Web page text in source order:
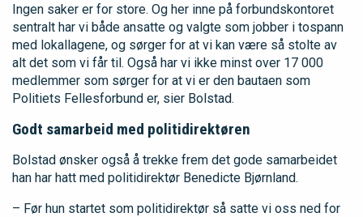
Ingen saker er for store. Og her inne på forbundskontoret
sentralt har vi både ansatte og valgte som jobber i tospann
med lokallagene, og sørger for at vi kan være så stolte av
alt det som vi får til. Også har vi ikke minst over 17 000
medlemmer som sørger for at vi er den bautaen som
Politiets Fellesforbund er, sier Bolstad.
Godt samarbeid med politidirektøren
Bolstad ønsker også å trekke frem det gode samarbeidet
han har hatt med politidirektør Benedicte Bjørnland.
– Før hun startet som politidirektør så satte vi oss ned for